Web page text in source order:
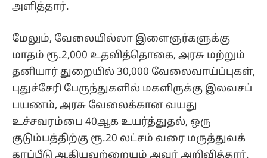
அளித்தார்.
மேலும், வேலையில்லா இளைஞர்களுக்கு
மாதம் ரூ.2,000 உதவித்தொகை, அரசு மற்றும்
தனியார் துறையில் 30,000 வேலைவாய்ப்புகள்,
புதுச்சேரி பேருந்துகளில் மகளிருக்கு இலவசப்
பயணம், அரசு வேலைக்கான வயது
உச்சவரம்பை 40ஆக உயர்த்துதல், ஒரு
குடும்பத்திற்கு ரூ.20 லட்சம் வரை மருத்துவக்